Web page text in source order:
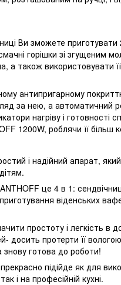
Ви зможете приготувати
горішки зі згущеним
а також використовувати
антипригарному
за нею, а автоматичний
нагріву і готовності
1200W, роблячи її більш
і надійний апарат,
це 4 в 1:
віденських
простоту і легкість в
досить протерти її вологою
знову готова до роботи!
підійде як для
і на професійній кухні.